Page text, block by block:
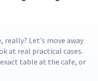
really? Let's move away
at real practical cases.
table at the cafe, or